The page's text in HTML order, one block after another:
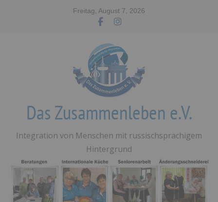
Freitag, August 7, 2026
Das Zusammenleben e.V.
Integration von Menschen mit russischsprachigem
Hintergrund